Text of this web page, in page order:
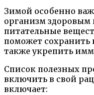
Зимой особенно
организм здоровым
питательные
поможет сохранить
также укрепить
Список полезных
включить в свой
включает: